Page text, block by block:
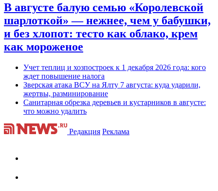
В августе балую семью «Королевской
шарлоткой» — нежнее, чем у бабушки,
и без хлопот: тесто как облако, крем
как мороженое
Учет теплиц и хозпостроек к 1 декабря 2026 года: кого
ждет повышение налога
Зверская атака ВСУ на Ялту 7 августа: куда ударили,
жертвы, разминирование
Санитарная обрезка деревьев и кустарников в августе:
что можно удалить
Редакция Реклама